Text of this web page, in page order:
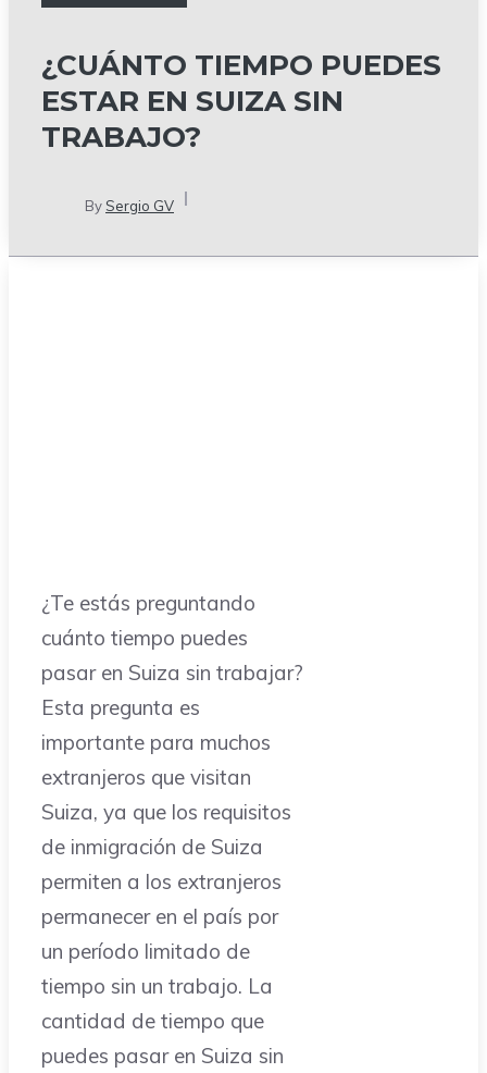
¿CUÁNTO TIEMPO PUEDES
ESTAR EN SUIZA SIN
TRABAJO?
By Sergio GV
¿Te estás preguntando
cuánto tiempo puedes
pasar en Suiza sin trabajar?
Esta pregunta es
importante para muchos
extranjeros que visitan
Suiza, ya que los requisitos
de inmigración de Suiza
permiten a los extranjeros
permanecer en el país por
un período limitado de
tiempo sin un trabajo. La
cantidad de tiempo que
puedes pasar en Suiza sin